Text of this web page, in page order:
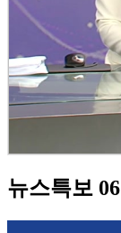
뉴스특보